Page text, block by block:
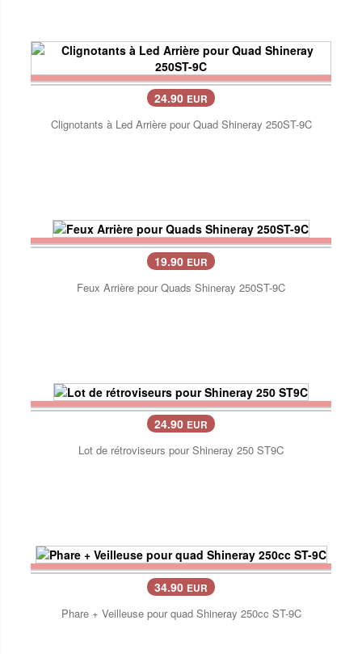
24.90 EUR
Clignotants à Led Arrière pour Quad Shineray 250ST-9C
19.90 EUR
Feux Arrière pour Quads Shineray 250ST-9C
24.90 EUR
Lot de rétroviseurs pour Shineray 250 ST9C
34.90 EUR
Phare + Veilleuse pour quad Shineray 250cc ST-9C